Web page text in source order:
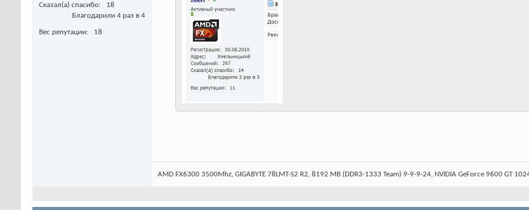
Сказал(а) спасибо
18
Благодарили 4 раз в 4
Вес репутации 18
AMD FX6300 3500Mhz, GIGABYTE 78LMT-S2 R2, 8192 MB (DDR3-1333 Team) 9-9-9-24, NVIDIA GeForce 9600 GT